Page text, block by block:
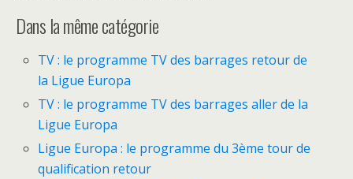
Dans la même catégorie
TV : le programme TV des barrages retour de
la Ligue Europa
TV : le programme TV des barrages aller de la
Ligue Europa
Ligue Europa : le programme du 3ème tour de
qualification retour